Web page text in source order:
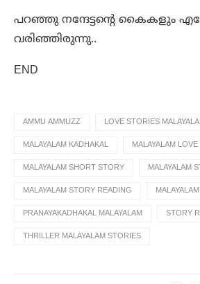
പറഞ്ഞു നന്ദേട്ടന്റെ കൈകളും
വരിഞ്ഞിരുന്നു..
END
AMMU AMMUZZ LOVE STORIES
MALAYALAM KADHAKAL MALAYALAM
MALAYALAM SHORT STORY MALAYALAM
MALAYALAM STORY READING
PRANAYAKADHAKAL MALAYALAM STORY
THRILLER MALAYALAM STORIES